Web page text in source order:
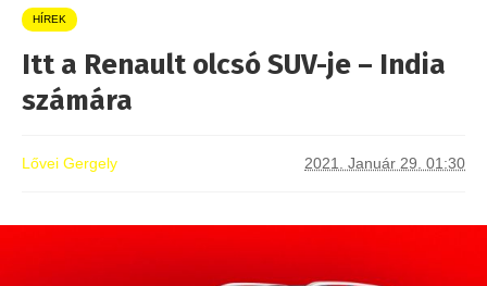
HÍREK
Itt a Renault olcsó SUV-je – India
számára
Lővei Gergely 2021. Január 29. 01:30